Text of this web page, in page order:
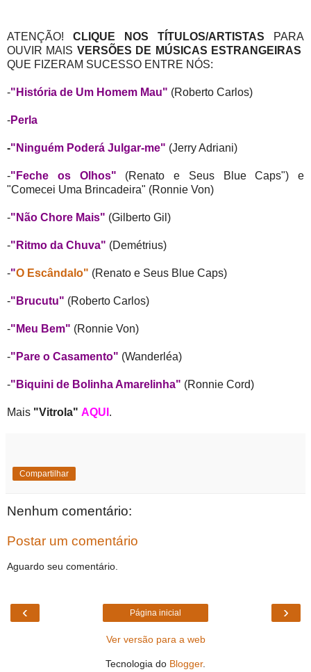
ATENÇÃO! CLIQUE NOS TÍTULOS/ARTISTAS PARA
OUVIR MAIS VERSÕES DE MÚSICAS ESTRANGEIRAS
QUE FIZERAM SUCESSO ENTRE NÓS:
-"História de Um Homem Mau" (Roberto Carlos)
-Perla
-"Ninguém Poderá Julgar-me" (Jerry Adriani)
-"Feche os Olhos" (Renato e Seus Blue Caps") e
"Comecei Uma Brincadeira" (Ronnie Von)
-"Não Chore Mais" (Gilberto Gil)
-"Ritmo da Chuva" (Demétrius)
-"O Escândalo" (Renato e Seus Blue Caps)
-"Brucutu" (Roberto Carlos)
-"Meu Bem" (Ronnie Von)
-"Pare o Casamento" (Wanderléa)
-"Biquini de Bolinha Amarelinha" (Ronnie Cord)
Mais "Vitrola" AQUI .
Compartilhar
Nenhum comentário:
Postar um comentário
Aguardo seu comentário.
‹ ›
Página inicial
Ver versão para a web
Tecnologia do Blogger.